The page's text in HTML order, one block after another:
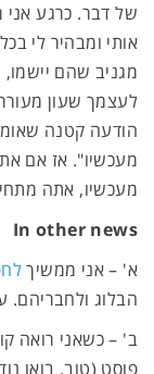
של דבר. כרגע
אותי ומבהיר לי
מגניב שהם
לעצמך שעון
מעכשיו, אתה
In other news
א' – אני ממשיך
הבלוג ולחבריהם.
ב' – כשאני רואה
פוסט (טוב, בואו